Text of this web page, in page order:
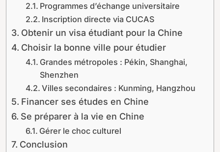
Programmes d’échange universitaire
Inscription directe via CUCAS
Obtenir un visa étudiant pour la Chine
Choisir la bonne ville pour étudier
Grandes métropoles : Pékin, Shanghai,
Shenzhen
Villes secondaires : Kunming, Hangzhou
Financer ses études en Chine
Se préparer à la vie en Chine
Gérer le choc culturel
Conclusion